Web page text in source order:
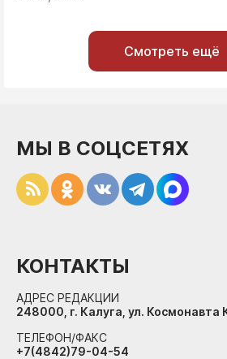
Смотреть ещё
МЫ В СОЦСЕТЯХ
КОНТАКТЫ
АДРЕС РЕДАКЦИИ
248000, г. Калуга, ул. Космонавта
ТЕЛЕФОН/ФАКС
+7(4842)79-04-54